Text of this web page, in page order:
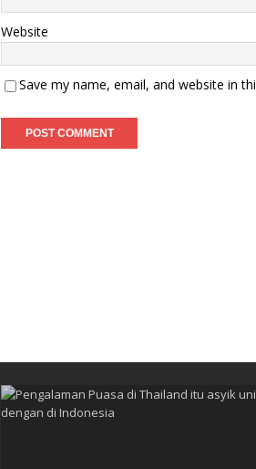
Website
Save my name, email, and website in